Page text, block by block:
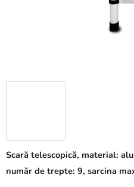
Scară telescopică, material:
număr de trepte: 9, sarcina